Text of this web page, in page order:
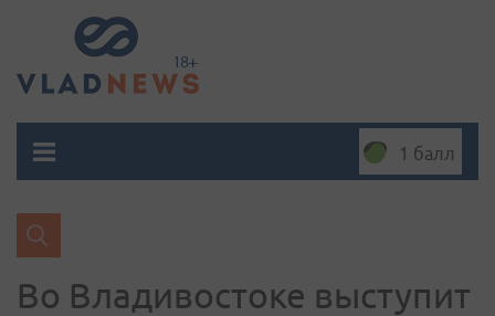
1 балл
Во Владивостоке выступит